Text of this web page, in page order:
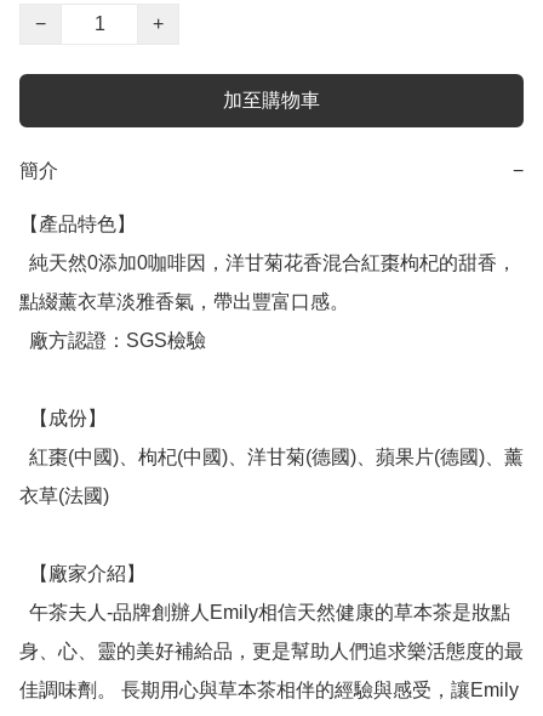
−
+
加至購物車
簡介 −
【產品特色】
點綴薰衣草淡雅香氣，帶出豐富口感。
衣草(法國)
身、心、靈的美好補給品，更是幫助人們追求樂活態度的最
佳調味劑。 長期用心與草本茶相伴的經驗與感受，讓Emily